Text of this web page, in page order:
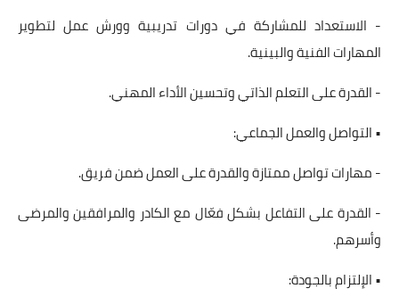
- الاستعداد للمشاركة في دورات تدريبية وورش عمل لتطوير
المهارات الفنية والبينية.
- القدرة على التعلم الذاتي وتحسين الأداء المهني.
• التواصل والعمل الجماعي:
- مهارات تواصل ممتازة والقدرة على العمل ضمن فريق.
- القدرة على التفاعل بشكل فعّال مع الكادر والمرافقين والمرضى
وأسرهم.
• الإلتزام بالجودة: